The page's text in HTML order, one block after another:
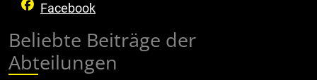
Facebook
Beliebte Beiträge der
Abteilungen